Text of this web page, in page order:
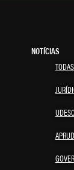
NOTÍCIAS
TODAS
UDESC